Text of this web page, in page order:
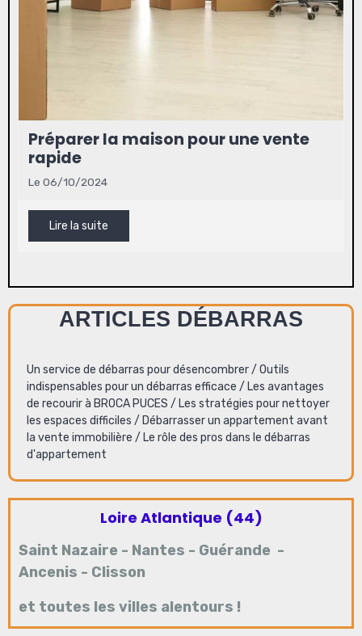
Préparer la maison pour une vente
rapide
Le 06/10/2024
Lire la suite
ARTICLES DÉBARRAS
Un service de débarras pour désencombrer/ Outils
indispensables pour un débarras efficace / Les avantages
de recourir à BROCA PUCES / Les stratégies pour nettoyer
les espaces difficiles / Débarrasser un appartement avant
la vente immobilière / Le rôle des pros dans le débarras
d'appartement
Loire Atlantique (44)
Saint Nazaire - Nantes - Guérande -
Ancenis - Clisson
et toutes les villes alentours !